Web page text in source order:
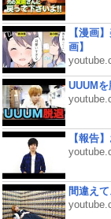
【漫画
画】
UUUM
【報告
間違え